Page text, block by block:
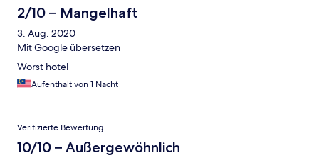
2/10 – Mangelhaft
3. Aug. 2020
Mit Google übersetzen
Worst hotel
Aufenthalt von 1 Nacht
Verifizierte Bewertung
10/10 – Außergewöhnlich